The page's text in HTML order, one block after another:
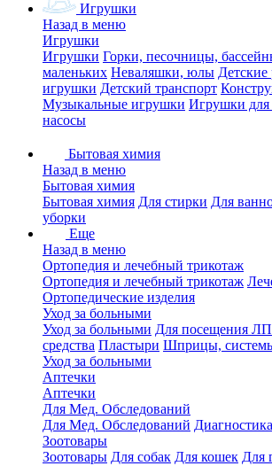
Игрушки
Назад в меню
Игрушки
Игрушки Горки, песочницы,
маленьких Неваляшки, юлы
игрушки Детский транспорт
Музыкальные игрушки Игрушки для
насосы
Бытовая химия
Назад в меню
Бытовая химия
Бытовая химия Для стирки Для
уборки
Еще
Назад в меню
Ортопедия и лечебный трикотаж
Ортопедия и лечебный трикотаж
Ортопедические изделия
Уход за больными
Уход за больными Для посещения
средства Пластыри Шприцы, системы
Уход за больными
Аптечки
Аптечки
Для Мед. Обследований
Для Мед. Обследований
Зоотовары
Зоотовары Для собак Для кошек Для